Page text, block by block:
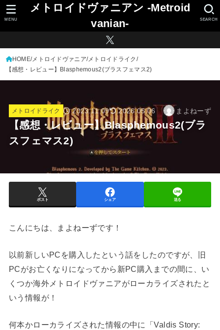
メトロイドヴァニアン -Metroid
vanian-
SEARCH
MENU
HOME メトロイドヴァニア メトロイドライク
【感想・レビュー】Blasphemous2(ブラスフェマス2)
メトロイドライク 2023.11.09 2026.05.06 まよねーず
【感想・レビュー】Blasphemous2(ブラ
スフェマス2)
ポスト シェア 送る
こんにちは、まよねーずです！
以前新しいPCを購入したという話をしたのですが、旧
PCがお亡くなりになってから新PC購入までの間に、い
くつか海外メトロイドヴァニアがローカライズされたと
いう情報が！
何本かローカライズされた情報の中に「Valdis Story: